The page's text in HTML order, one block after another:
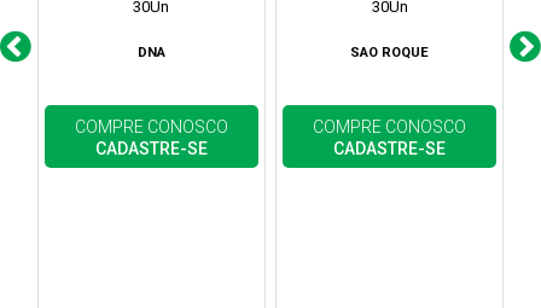
30Un
DNA
COMPRE CONOSCO
CADASTRE-SE
30Un
SAO ROQUE
COMPRE CONOSCO
CADASTRE-SE